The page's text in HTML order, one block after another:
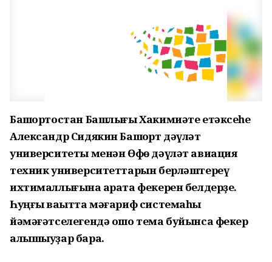
Башҡортостан Башлығы Хакимиәте етәксеһе
Александр Сидякин Башҡорт дәүләт
университеты менән Өфө дәүләт авиация
техник университеттарын берләштереү
ихтималлығына ҡарата фекерен белдерҙе.
Һуңғы ваҡытта мәғариф системаһы
йәмәғәтселегендә ошо тема буйынса фекер
алышыуҙар бара.